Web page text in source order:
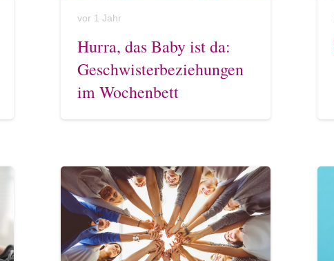
vor 1 Jahr
Hurra, das Baby ist da:
Geschwisterbeziehungen
im Wochenbett